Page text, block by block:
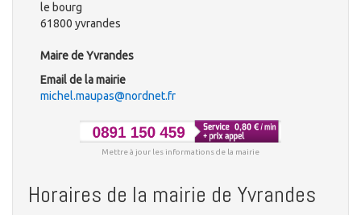
le bourg
61800 yvrandes
Maire de Yvrandes
Email de la mairie
michel.maupas@nordnet.fr
Mettre à jour les informations de la mairie
Horaires de la mairie de Yvrandes